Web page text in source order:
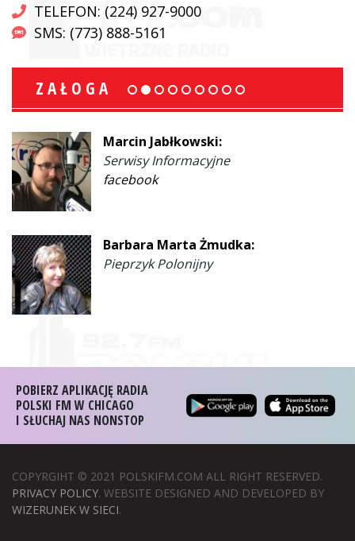
TELEFON: (224) 927-9000
SMS: (773) 888-5161
ZAŁOGA
Marcin Jabłkowski:
Serwisy Informacyjne
facebook
Barbara Marta Żmudka:
Pieprzyk Polonijny
POBIERZ APLIKACJĘ RADIA
POLSKI FM W CHICAGO
I SŁUCHAJ NAS NONSTOP
COPYRGIHT © 2021 POLSKIFM.COM ALL RIGHT RESERVED.
PRIVACY POLICY. WEBSITE DESIGNED AND DEVELOPED BY
WIZERUNEK W SIECI.